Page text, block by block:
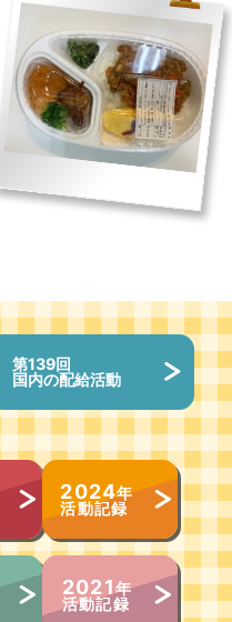
第139回
国内の配給活動
2024年
活動記録
2021年
活動記録